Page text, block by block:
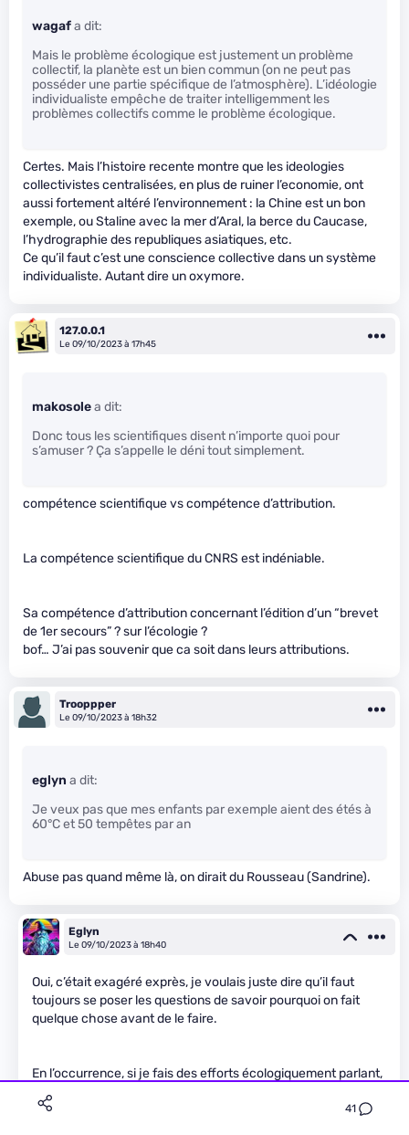
41
wagafa dit:
Mais le problème écologique est justement un problème
collectif, la planète est un bien commun (on ne peut pas
posséder une partie spécifique de l’atmosphère). L’idéologie
individualiste empêche de traiter intelligemment les
problèmes collectifs comme le problème écologique.
Certes. Mais l’histoire recente montre que les ideologies
collectivistes centralisées, en plus de ruiner l’economie, ont
aussi fortement altéré l’environnement : la Chine est un bon
exemple, ou Staline avec la mer d’Aral, la berce du Caucase,
l’hydrographie des republiques asiatiques, etc.
Ce qu’il faut c’est une conscience collective dans un système
individualiste. Autant dire un oxymore.
127.0.0.1
Le 09/10/2023 à 17h45
makosolea dit:
Donc tous les scientifiques disent n’importe quoi pour
s’amuser ? Ça s’appelle le déni tout simplement.
compétence scientifique vs compétence d’attribution.
La compétence scientifique du CNRS est indéniable.
Sa compétence d’attribution concernant l’édition d’un “brevet
de 1er secours” ? sur l’écologie ?
bof… J’ai pas souvenir que ca soit dans leurs attributions.
Trooppper
Le 09/10/2023 à 18h32
eglyn a dit:
Je veux pas que mes enfants par exemple aient des étés à
60°C et 50 tempêtes par an
Abuse pas quand même là, on dirait du Rousseau (Sandrine).
Eglyn
Le 09/10/2023 à 18h40
Oui, c’était exagéré exprès, je voulais juste dire qu’il faut
toujours se poser les questions de savoir pourquoi on fait
quelque chose avant de le faire.
En l’occurrence, si je fais des efforts écologiquement parlant,
c’est pour mes enfants, et non pour la planète ou l’humanité
qui n’en ont pas besoin.